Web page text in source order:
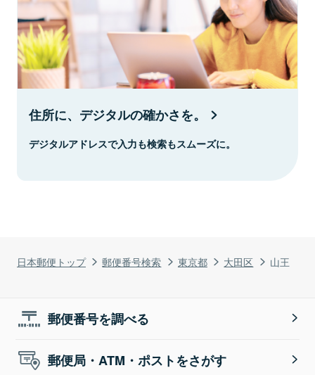
日本郵便トップ 郵便番号検索 東京都 大田区 山王
住所に、デジタルの確かさを。
デジタルアドレスで入力も検索もスムーズに。
郵便番号を調べる
郵便局・ATM・ポストをさがす